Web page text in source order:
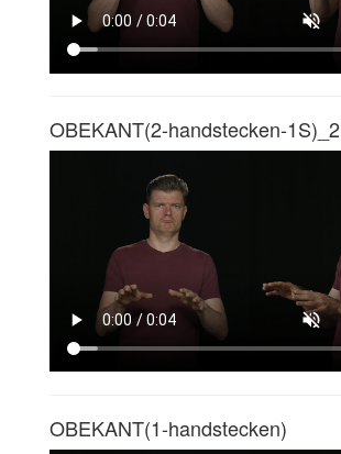
OBEKANT(2-handstecken-1S)_2
OBEKANT(1-handstecken)